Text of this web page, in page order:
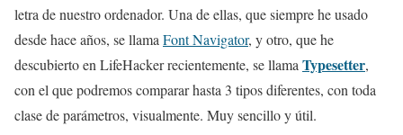
letra de nuestro ordenador. Una de ellas, que siempre he usado
desde hace años, se llamaFont Navigator, y otro, que he
descubierto en LifeHacker recientemente, se llamaTypesetter,
con el que podremos comparar hasta 3 tipos diferentes, con toda
clase de parámetros, visualmente. Muy sencillo y útil.